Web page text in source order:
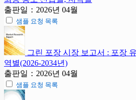
출판일：2026년 04월
샘플 요청 목록
그린 포장 시장 보고서 : 포장
역별(2026-2034년)
출판일：2026년 04월
샘플 요청 목록